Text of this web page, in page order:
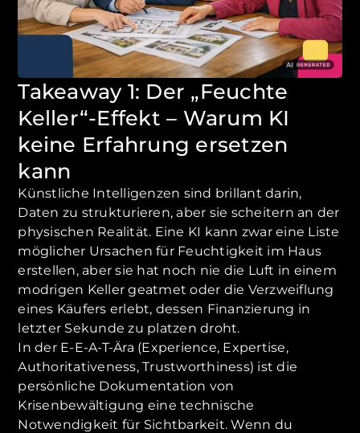
Takeaway 1: Der „Feuchte
Keller“-Effekt – Warum KI
keine Erfahrung ersetzen
kann
Künstliche Intelligenzen sind brillant darin,
Daten zu strukturieren, aber sie scheitern an der
physischen Realität. Eine KI kann zwar eine Liste
möglicher Ursachen für Feuchtigkeit im Haus
erstellen, aber sie hat noch nie die Luft in einem
modrigen Keller geatmet oder die Verzweiflung
eines Käufers erlebt, dessen Finanzierung in
letzter Sekunde zu platzen droht.
In der E-E-A-T-Ära (Experience, Expertise,
Authoritativeness, Trustworthiness) ist die
persönliche Dokumentation von
Krisenbewältigung eine technische
Notwendigkeit für Sichtbarkeit. Wenn du